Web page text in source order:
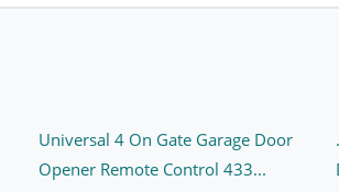
Universal 4 On Gate Garage Door
Opener Remote Control 433...